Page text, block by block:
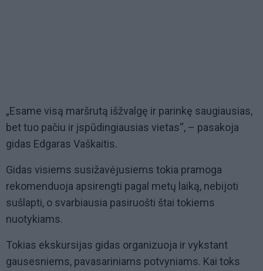
„Esame visą maršrutą išžvalgę ir parinkę saugiausias,
bet tuo pačiu ir įspūdingiausias vietas“, – pasakoja
gidas Edgaras Vaškaitis.
Gidas visiems susižavėjusiems tokia pramoga
rekomenduoja apsirengti pagal metų laiką, nebijoti
sušlapti, o svarbiausia pasiruošti štai tokiems
nuotykiams.
Tokias ekskursijas gidas organizuoja ir vykstant
gausesniems, pavasariniams potvyniams. Kai toks